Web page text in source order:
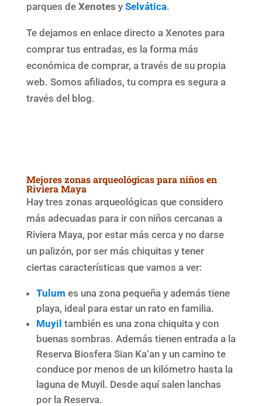
parques de Xenotes y Selvática.
Te dejamos en enlace directo a Xenotes para
comprar tus entradas, es la forma más
económica de comprar, a través de su propia
web. Somos afiliados, tu compra es segura a
través del blog.
Mejores zonas arqueológicas para niños en
Riviera Maya
Hay tres zonas arqueológicas que considero
más adecuadas para ir con niños cercanas a
Riviera Maya, por estar más cerca y no darse
un palizón, por ser más chiquitas y tener
ciertas características que vamos a ver:
Tulum es una zona pequeña y además tiene
playa, ideal para estar un rato en familia.
Muyil también es una zona chiquita y con
buenas sombras. Además tienen entrada a la
Reserva Biosfera Sian Ka’an y un camino te
conduce por menos de un kilómetro hasta la
laguna de Muyil. Desde aquí salen lanchas
por la Reserva.